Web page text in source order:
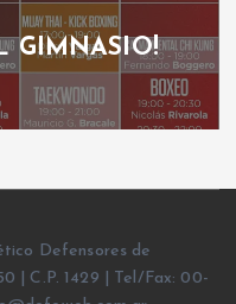
GIMNASIO!
Defensores de
| C.P. 1429 | Tel/Fax: 00-